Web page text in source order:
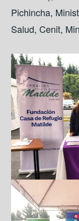
Pichincha,
Salud, Cenit,